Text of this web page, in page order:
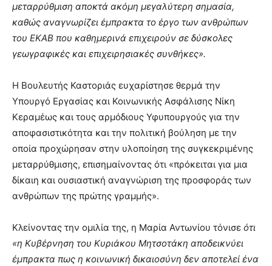
μεταρρύθμιση αποκτά ακόμη μεγαλύτερη σημασία,
καθώς αναγνωρίζει έμπρακτα το έργο των ανθρώπων
του ΕΚΑΒ που καθημερινά επιχειρούν σε δύσκολες
γεωγραφικές και επιχειρησιακές συνθήκες».
Η Βουλευτής Καστοριάς ευχαρίστησε θερμά την
Υπουργό Εργασίας και Κοινωνικής Ασφάλισης Νίκη
Κεραμέως και τους αρμόδιους Υφυπουργούς για την
αποφασιστικότητα και την πολιτική βούληση με την
οποία προχώρησαν στην υλοποίηση της συγκεκριμένης
μεταρρύθμισης, επισημαίνοντας ότι «πρόκειται για μια
δίκαιη και ουσιαστική αναγνώριση της προσφοράς των
ανθρώπων της πρώτης γραμμής».
Κλείνοντας την ομιλία της, η Μαρία Αντωνίου τόνισε ότι
«η Κυβέρνηση του Κυριάκου Μητσοτάκη αποδεικνύει
έμπρακτα πως η κοινωνική δικαιοσύνη δεν αποτελεί ένα